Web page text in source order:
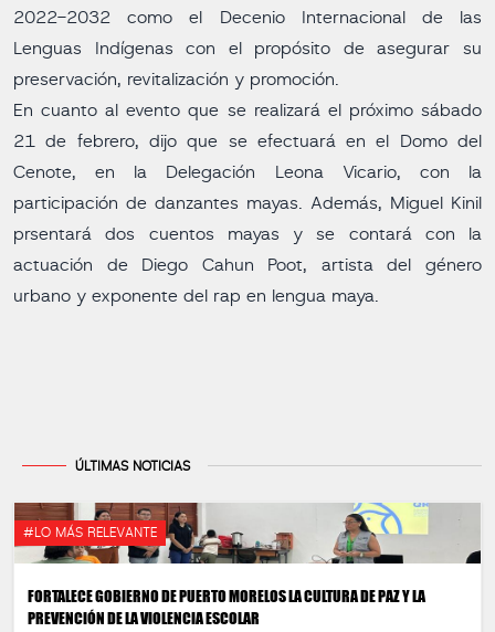
2022-2032 como el Decenio Internacional de las
Lenguas Indígenas con el propósito de asegurar su
preservación, revitalización y promoción.
En cuanto al evento que se realizará el próximo sábado
21 de febrero, dijo que se efectuará en el Domo del
Cenote, en la Delegación Leona Vicario, con la
participación de danzantes mayas. Además, Miguel Kinil
prsentará dos cuentos mayas y se contará con la
actuación de Diego Cahun Poot, artista del género
urbano y exponente del rap en lengua maya.
ÚLTIMAS NOTICIAS
#LO MÁS RELEVANTE
FORTALECE GOBIERNO DE PUERTO MORELOS LA CULTURA DE PAZ Y LA
PREVENCIÓN DE LA VIOLENCIA ESCOLAR